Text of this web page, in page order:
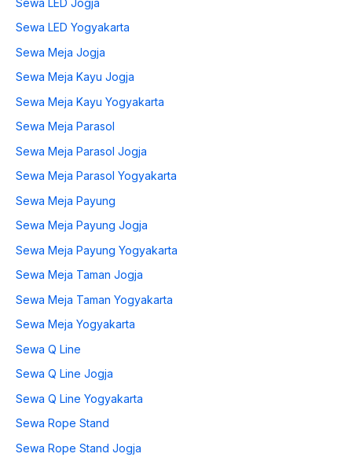
Sewa LED Yogyakarta
Sewa Meja Jogja
Sewa Meja Kayu Jogja
Sewa Meja Kayu Yogyakarta
Sewa Meja Parasol
Sewa Meja Parasol Jogja
Sewa Meja Parasol Yogyakarta
Sewa Meja Payung
Sewa Meja Payung Jogja
Sewa Meja Payung Yogyakarta
Sewa Meja Taman Jogja
Sewa Meja Taman Yogyakarta
Sewa Meja Yogyakarta
Sewa Q Line
Sewa Q Line Jogja
Sewa Q Line Yogyakarta
Sewa Rope Stand
Sewa Rope Stand Jogja